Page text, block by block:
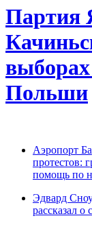
Партия
Польши
Аэропорт
протестов:
помощь по
Эдвард
рассказал